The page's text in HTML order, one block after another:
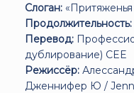
Слоган:
Продолжительность:
Перевод:
дублирование) CEE
Режиссёр:
Дженнифер Ю /